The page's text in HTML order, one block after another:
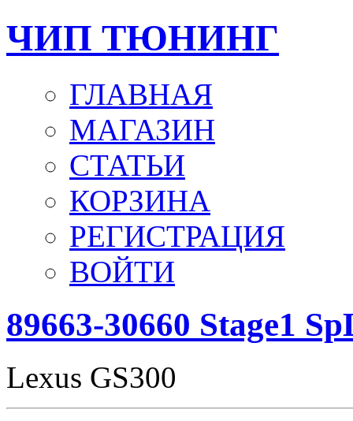
ЧИП ТЮНИНГ
ГЛАВНАЯ
МАГАЗИН
СТАТЬИ
КОРЗИНА
РЕГИСТРАЦИЯ
ВОЙТИ
89663-30660 Stage1
Lexus GS300